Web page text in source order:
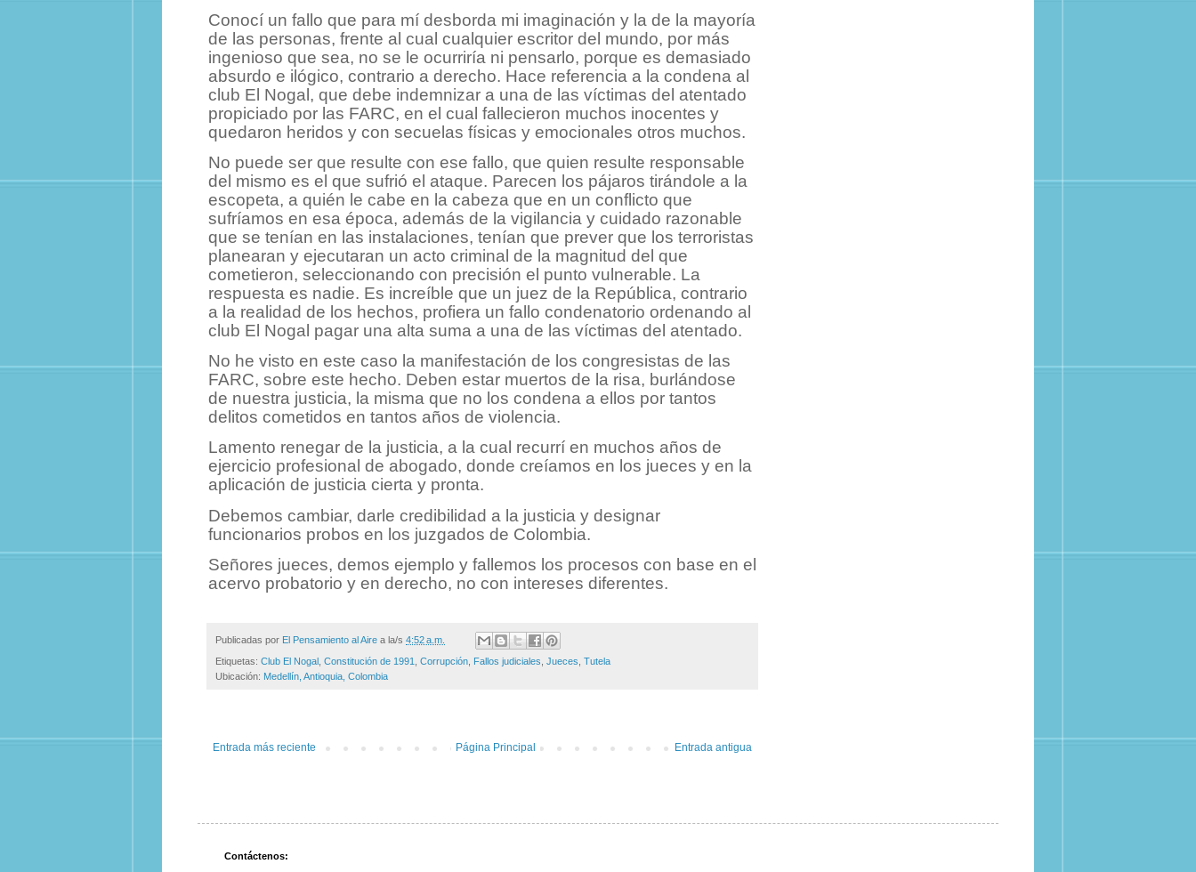
Conocí un fallo que para mí desborda mi imaginación y la de la mayoría
de las personas, frente al cual cualquier escritor del mundo, por más
ingenioso que sea, no se le ocurriría ni pensarlo, porque es demasiado
absurdo e ilógico, contrario a derecho. Hace referencia a la condena al
club El Nogal, que debe indemnizar a una de las víctimas del atentado
propiciado por las FARC, en el cual fallecieron muchos inocentes y
quedaron heridos y con secuelas físicas y emocionales otros muchos.
No puede ser que resulte con ese fallo, que quien resulte responsable
del mismo es el que sufrió el ataque. Parecen los pájaros tirándole a la
escopeta, a quién le cabe en la cabeza que en un conflicto que
sufríamos en esa época, además de la vigilancia y cuidado razonable
que se tenían en las instalaciones, tenían que prever que los terroristas
planearan y ejecutaran un acto criminal de la magnitud del que
cometieron, seleccionando con precisión el punto vulnerable. La
respuesta es nadie. Es increíble que un juez de la República, contrario
a la realidad de los hechos, profiera un fallo condenatorio ordenando al
club El Nogal pagar una alta suma a una de las víctimas del atentado.
No he visto en este caso la manifestación de los congresistas de las
FARC, sobre este hecho. Deben estar muertos de la risa, burlándose
de nuestra justicia, la misma que no los condena a ellos por tantos
delitos cometidos en tantos años de violencia.
Lamento renegar de la justicia, a la cual recurrí en muchos años de
ejercicio profesional de abogado, donde creíamos en los jueces y en la
aplicación de justicia cierta y pronta.
Debemos cambiar, darle credibilidad a la justicia y designar
funcionarios probos en los juzgados de Colombia.
Señores jueces, demos ejemplo y fallemos los procesos con base en el
acervo probatorio y en derecho, no con intereses diferentes.
Publicadas por El Pensamiento al Aire a la/s 4:52 a.m.
Etiquetas: Club El Nogal Constitución de 1991 Corrupción Fallos judiciales Jueces Tutela
Ubicación: Medellín, Antioquia, Colombia
Entrada más reciente Entrada antigua
Página Principal
Contáctenos: